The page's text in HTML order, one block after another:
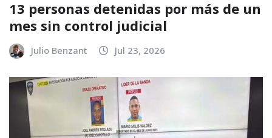
13 personas detenidas por más de un
mes sin control judicial
Julio Benzant Jul 23, 2026